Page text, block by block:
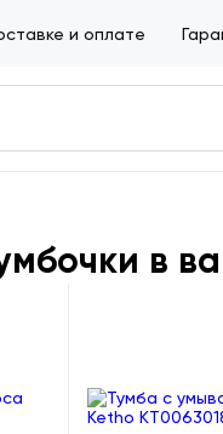
и оплате
в